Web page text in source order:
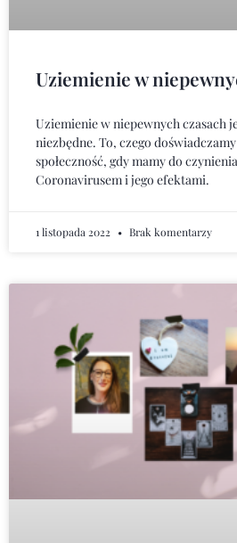
Uziemienie w
Uziemienie w niepewnych czasach
niezbędne. To, czego
społeczność, gdy mamy do
Coronavirusem i jego efektami.
1 listopada 2022 Brak komentarzy